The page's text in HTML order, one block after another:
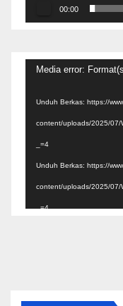
00:00
Pemutar
Media error:
Unduh Berkas: https://
content/uploads/2025/07/
_=4
Unduh Berkas: https://
content/uploads/2025/07/
_=4